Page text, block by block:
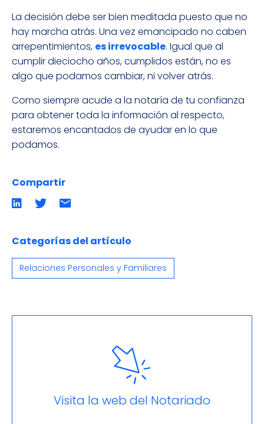
La decisión debe ser bien meditada puesto que no
hay marcha atrás. Una vez emancipado no caben
arrepentimientos, es irrevocable. Igual que al
cumplir dieciocho años, cumplidos están, no es
algo que podamos cambiar, ni volver atrás.
Como siempre acude a la notaría de tu confianza
para obtener toda la información al respecto,
estaremos encantados de ayudar en lo que
podamos.
Compartir
Compartir
en
Compartir
en
Compartir
por
email
Categorías del artículo
Relaciones Personales y Familiares
Visita la web del Notariado